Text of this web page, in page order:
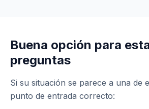
Buena opción para
preguntas
Si su situación se parece a una de
punto de entrada correcto: